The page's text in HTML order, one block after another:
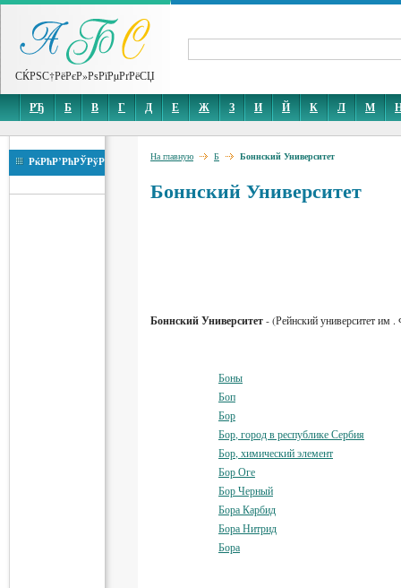
СЌРЅС†РёРєР»РѕРїРµРґРёСЏ
РЂ Б В Г Д Е Ж З И Й К Л М
РќРћР’РћРЎРўР На главную Б Боннский Университет
Боннский Университет
Боннский Университет- (Рейнский университет им
Боны
Боп
Бор
Бор, город в республике Сербия
Бор, химический элемент
Бор Оге
Бор Черный
Бора Карбид
Бора Нитрид
Бора